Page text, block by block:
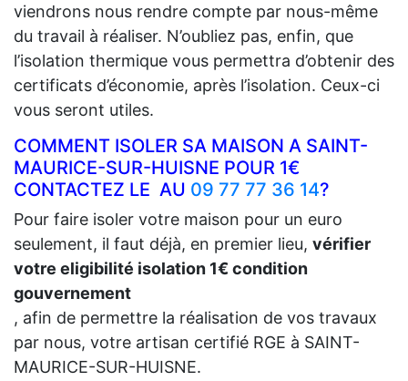
viendrons nous rendre compte par nous-même
du travail à réaliser. N’oubliez pas, enfin, que
l’isolation thermique vous permettra d’obtenir des
certificats d’économie, après l’isolation. Ceux-ci
vous seront utiles.
COMMENT ISOLER SA MAISON A SAINT-
MAURICE-SUR-HUISNE POUR 1€
CONTACTEZ LE AU 09 77 77 36 14?
Pour faire isoler votre maison pour un euro
seulement, il faut déjà, en premier lieu, vérifier
votre eligibilité isolation 1€ condition
gouvernement
, afin de permettre la réalisation de vos travaux
par nous, votre artisan certifié RGE à SAINT-
MAURICE-SUR-HUISNE.